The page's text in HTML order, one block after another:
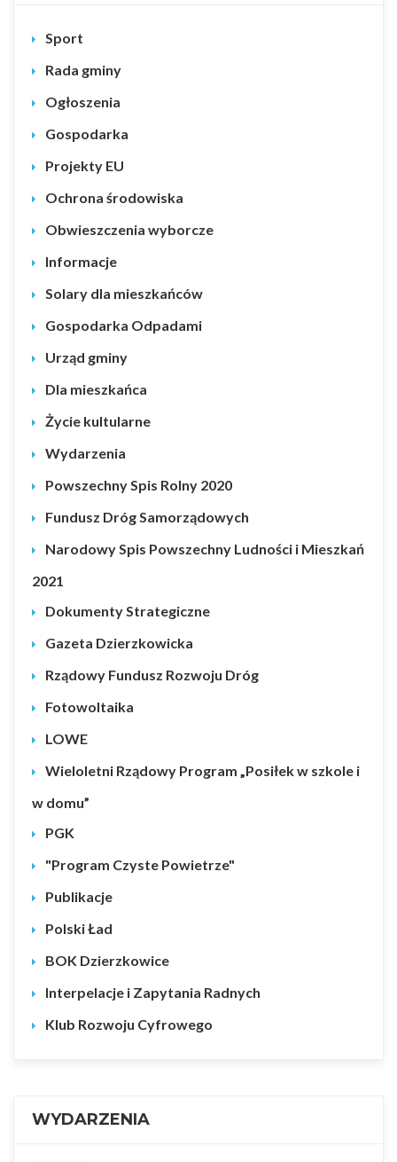
Sport
Rada gminy
Ogłoszenia
Gospodarka
Projekty EU
Ochrona środowiska
Obwieszczenia wyborcze
Informacje
Solary dla mieszkańców
Gospodarka Odpadami
Urząd gminy
Dla mieszkańca
Życie kultularne
Wydarzenia
Powszechny Spis Rolny 2020
Fundusz Dróg Samorządowych
Narodowy Spis Powszechny Ludności i Mieszkań
2021
Dokumenty Strategiczne
Gazeta Dzierzkowicka
Rządowy Fundusz Rozwoju Dróg
Fotowoltaika
LOWE
Wieloletni Rządowy Program „Posiłek w szkole i
w domu”
PGK
"Program Czyste Powietrze"
Publikacje
Polski Ład
BOK Dzierzkowice
Interpelacje i Zapytania Radnych
Klub Rozwoju Cyfrowego
WYDARZENIA